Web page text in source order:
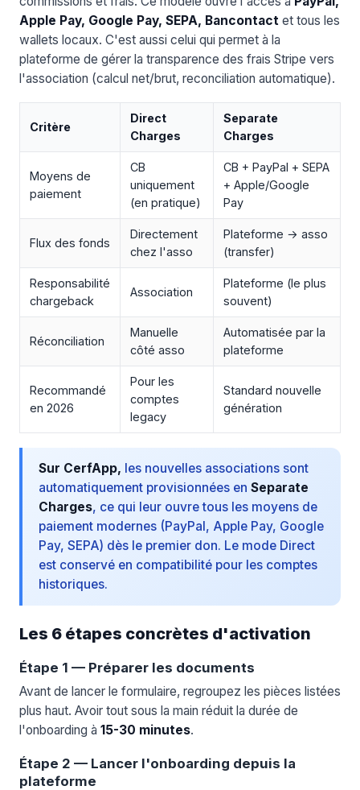
Apple Pay, Google Pay, SEPA, Bancontact et tous les
wallets locaux. C'est aussi celui qui permet à la
plateforme de gérer la transparence des frais Stripe vers
l'association (calcul net/brut, reconciliation automatique).
Critère
Direct
Charges
Separate
Charges
Moyens de
paiement
CB
uniquement
(en pratique)
CB + PayPal + SEPA
+ Apple/Google
Pay
Flux des fonds
Directement
chez l'asso
Plateforme → asso
(transfer)
Responsabilité
chargeback
Association
Plateforme (le plus
souvent)
Réconciliation
Manuelle
côté asso
Automatisée par la
plateforme
Recommandé
en 2026
Pour les
comptes
legacy
Standard nouvelle
génération
Sur CerfApp, les nouvelles associations sont
automatiquement provisionnées en Separate
Charges, ce qui leur ouvre tous les moyens de
paiement modernes (PayPal, Apple Pay, Google
Pay, SEPA) dès le premier don. Le mode Direct
est conservé en compatibilité pour les comptes
historiques.
Les 6 étapes concrètes d'activation
Étape 1 — Préparer les documents
Avant de lancer le formulaire, regroupez les pièces listées
plus haut. Avoir tout sous la main réduit la durée de
l'onboarding à 15-30 minutes.
Étape 2 — Lancer l'onboarding depuis la
plateforme